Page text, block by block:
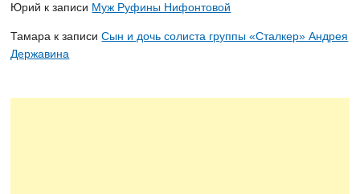
Юрий к записи Муж Руфины Нифонтовой
Тамара к записиСын и дочь солиста группы «Сталкер» Андрея
Державина